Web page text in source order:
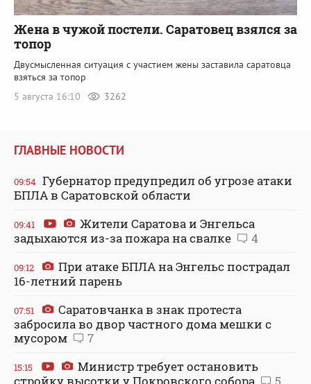
Жена в чужой постели. Саратовец взялся за
топор
Двусмысленная ситуация с участием жены заставила саратовца
взяться за топор
5 августа 16:10
3262
ГЛАВНЫЕ НОВОСТИ
09:54 Губернатор предупредил об угрозе атаки
БПЛА в Саратовской области
09:41
Жители Саратова и Энгельса
задыхаются из-за пожара на свалке
4
09:12
При атаке БПЛА на Энгельс пострадал
16-летний парень
07:51
Саратовчанка в знак протеста
забросила во двор частного дома мешки с
мусором
7
15:15
Министр требует остановить